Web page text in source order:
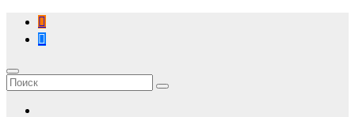
Перейти
содержимому